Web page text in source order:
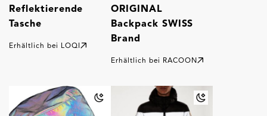
Reflektierende
Tasche
Erhältlich bei LOQI
ORIGINAL
Backpack SWISS
Brand
Erhältlich bei RACOON